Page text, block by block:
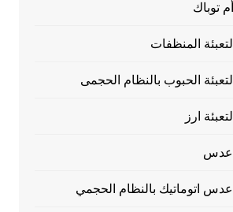
توباك
المنظفات
لتعبئة الحبوب بالنظام الحجمى
ارز
عدس
عدس اتوماتيك بالنظام الحجمي